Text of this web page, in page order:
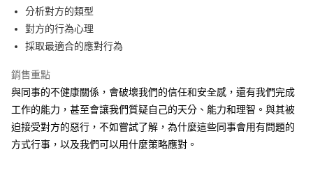
運送方式
宅配
數位商品免運
免運費
分析對方的類型
對方的行為心理
採取最適合的應對行為
銷售重點
與同事的不健康關係，會破壞我們的信任和安全感，還有我們完成
工作的能力，甚至會讓我們質疑自己的天分、能力和理智。與其被
迫接受對方的惡行，不如嘗試了解，為什麼這些同事會用有問題的
方式行事，以及我們可以用什麼策略應對。